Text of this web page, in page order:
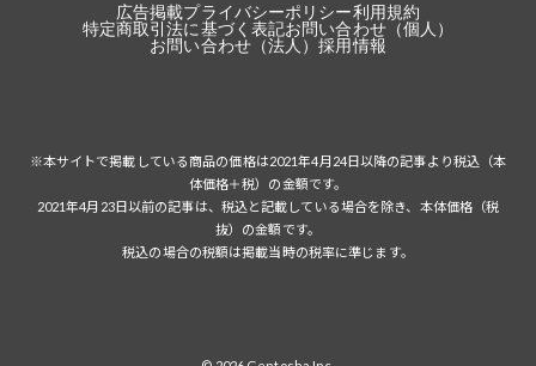
広告掲載プライバシーポリシー利用規約
特定商取引法に基づく表記お問い合わせ（個人）
お問い合わせ（法人）採用情報
※本サイトで掲載している商品の価格は2021年4月24日以降の記事より税込（本
体価格＋税）の金額です。
2021年4月23日以前の記事は、税込と記載している場合を除き、本体価格（税
抜）の金額です。
税込の場合の税額は掲載当時の税率に準じます。